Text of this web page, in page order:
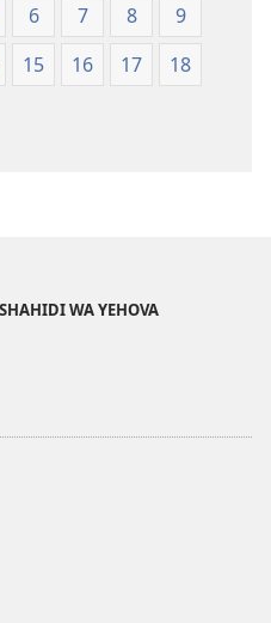
Ulimwengu
Mpya
(Toleo
Ulimwengu
Mpya
(Toleo
6 7 8
9
15 16 17
18
WA YEHOVA